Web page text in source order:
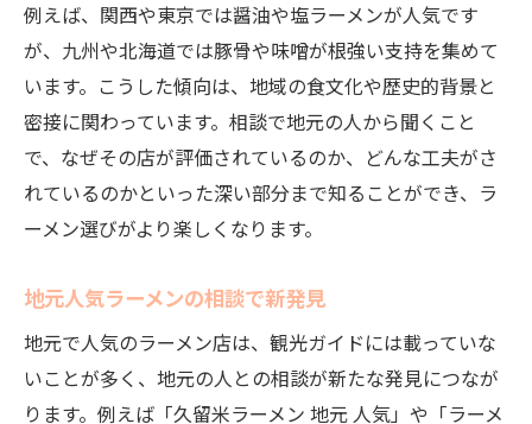
例えば、関西や東京では醤油や塩ラーメンが人気です
が、九州や北海道では豚骨や味噌が根強い支持を集めて
います。こうした傾向は、地域の食文化や歴史的背景と
密接に関わっています。相談で地元の人から聞くこと
で、なぜその店が評価されているのか、どんな工夫がさ
れているのかといった深い部分まで知ることができ、ラ
ーメン選びがより楽しくなります。
地元人気ラーメンの相談で新発見
地元で人気のラーメン店は、観光ガイドには載っていな
いことが多く、地元の人との相談が新たな発見につなが
ります。例えば「久留米ラーメン 地元 人気」や「ラーメ